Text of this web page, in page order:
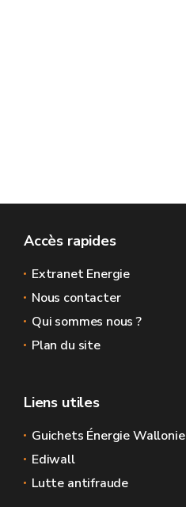
Accès rapides
Extranet Energie
Nous contacter
Qui sommes nous ?
Plan du site
Liens utiles
Guichets Énergie Wallonie
Ediwall
Lutte antifraude